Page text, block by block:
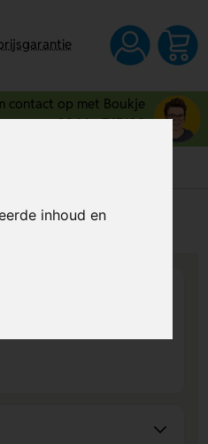
inhoud en
contact op met Boukje
0344 - 745109
BTW)